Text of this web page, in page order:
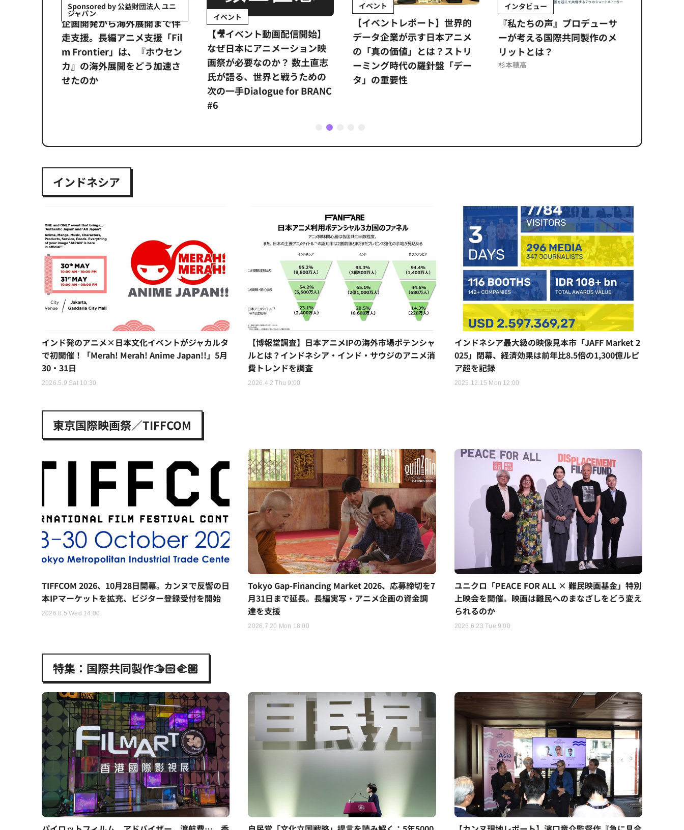
Sponsored by 公益財団法人 ユニ
ジャパン
企画開発から海外展開まで伴
走支援。長編アニメ支援「Fil
m Frontier」は、『ホウセン
カ』の海外展開をどう加速さ
せたのか
イベント
【🎥イベント動画配信開始】
なぜ日本にアニメーション映
画祭が必要なのか？ 数土直志
氏が語る、世界と戦うための
次の一手Dialogue for BRANC
#6
イベント
【イベントレポート】世界的
データ企業が示す日本アニメ
の「真の価値」とは？ストリ
ーミング時代の羅針盤「デー
タ」の重要性
インタビュー
『私たちの声』プロデューサ
ーが考える国際共同製作のメ
リットとは？
杉本穂高
1 2
インドネシア
インド発のアニメ×日本文化イベントがジャカルタ
で初開催！「Merah! Merah! Anime Japan!!」5月
30・31日
2026.5.9 Sat 10:30
【博報堂調査】日本アニメIPの海外市場ポテンシャ
ルとは？インドネシア・インド・サウジのアニメ消
費トレンドを調査
2026.4.2 Thu 9:00
インドネシア最大級の映像見本市「JAFF Market 2
025」閉幕、経済効果は前年比8.5倍の1,300億ルピ
ア超を記録
2025.12.15 Mon 12:00
東京国際映画祭／TIFFCOM
TIFFCOM 2026、10月28日開幕。カンヌで反響の日
本IPマーケットを拡充、ビジター登録受付を開始
2026.8.5 Wed 14:00
Tokyo Gap-Financing Market 2026、応募締切を7
月31日まで延長。長編実写・アニメ企画の資金調
達を支援
2026.7.20 Mon 18:00
ユニクロ「PEACE FOR ALL × 難民映画基金」特別
上映会を開催。映画は難民へのまなざしをどう変え
られるのか
2026.6.23 Tue 9:00
特集：国際共同製作🫱🏻‍🫲🏼